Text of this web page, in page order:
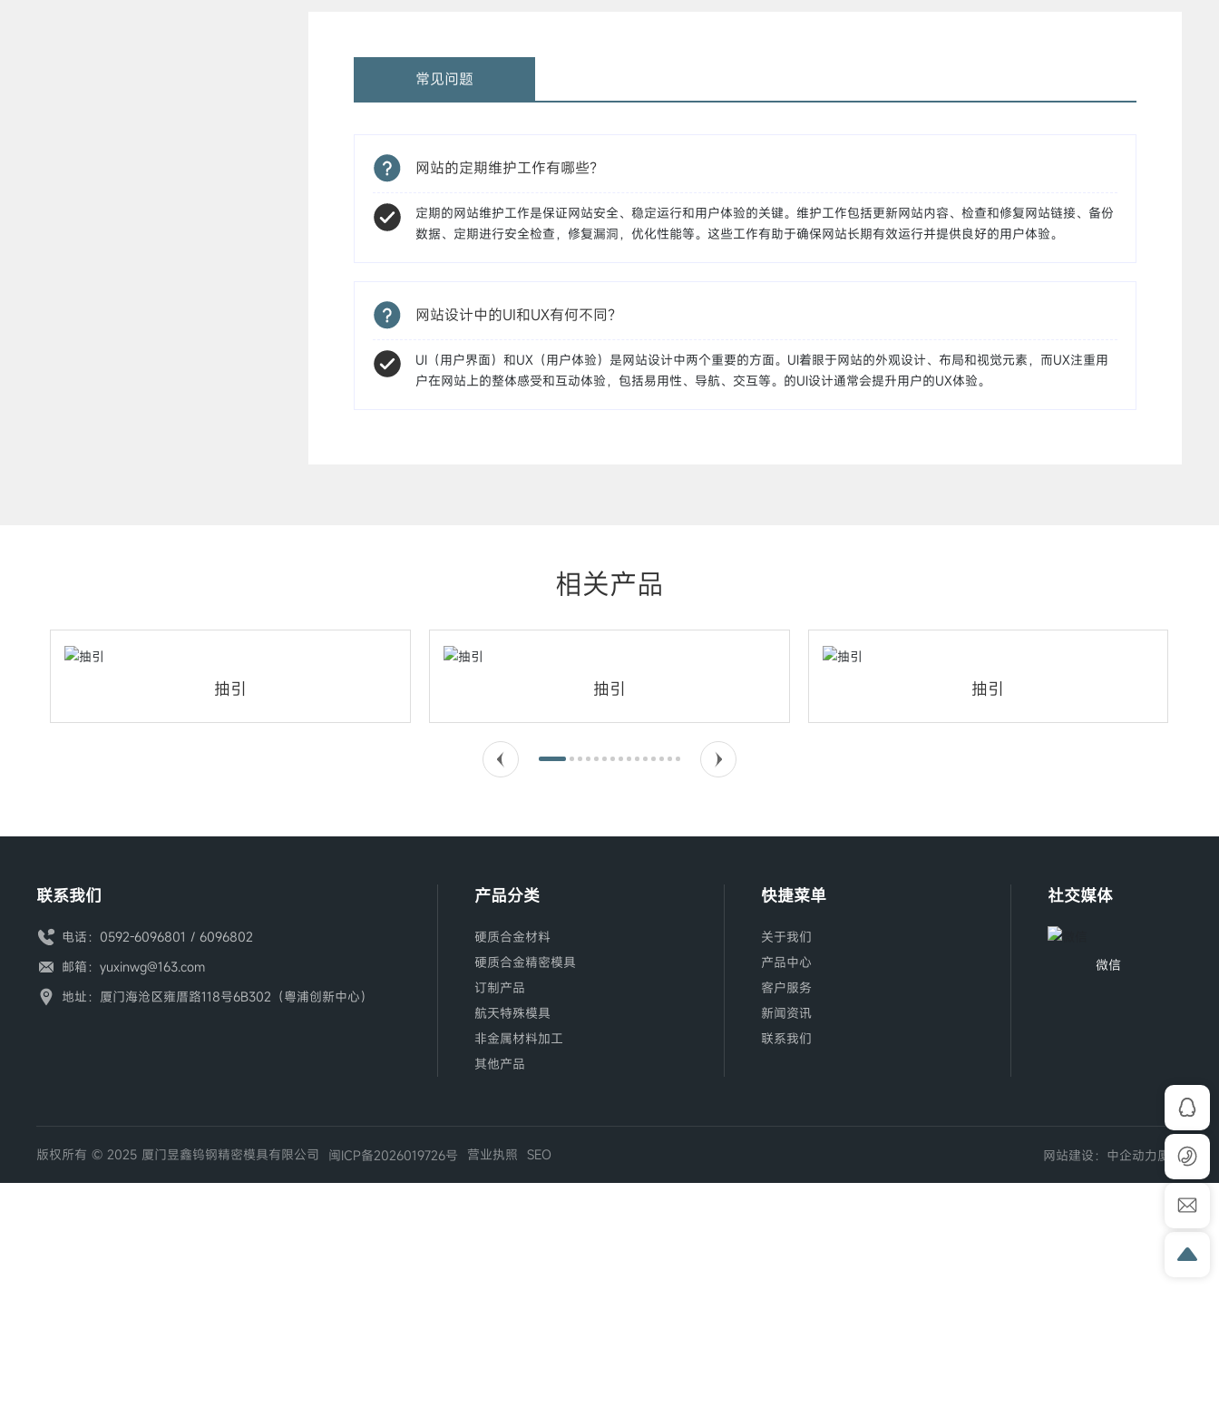
常见问题
网站的定期维护工作有哪些？
定期的网站维护工作是保证网站安全、稳定运行和用户体验的关键。维护工作包括更新网站内容、检查和修复网站链接、备份
数据、定期进行安全检查，修复漏洞，优化性能等。这些工作有助于确保网站长期有效运行并提供良好的用户体验。
网站设计中的UI和UX有何不同？
UI（用户界面）和UX（用户体验）是网站设计中两个重要的方面。UI着眼于网站的外观设计、布局和视觉元素，而UX注重用
户在网站上的整体感受和互动体验，包括易用性、导航、交互等。的UI设计通常会提升用户的UX体验。
相关产品
抽引 抽引 抽引
联系我们
电话： 0592-6096801 /6096802
邮箱：yuxinwg@163.com
地址：厦门海沧区雍厝路118号6B302（粤浦创新中心）
产品分类
硬质合金材料
硬质合金精密模具
订制产品
航天特殊模具
非金属材料加工
其他产品
快捷菜单
关于我们
产品中心
客户服务
新闻资讯
联系我们
社交媒体
微信
版权所有 © 2025 厦门昱鑫钨钢精密模具有限公司 闽ICP备2026019726号 营业执照 SEO 网站建设： 中企动力厦门